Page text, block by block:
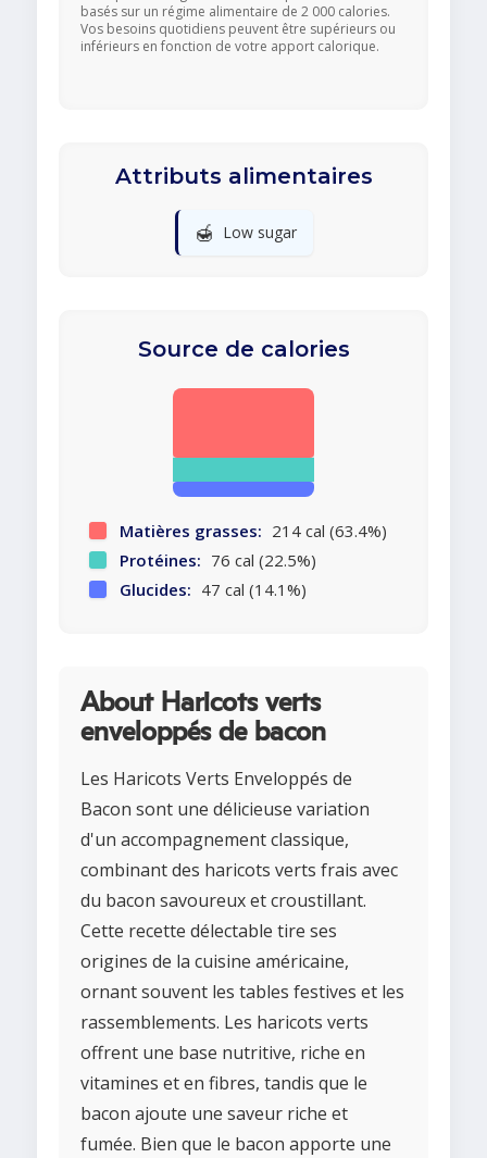
basés sur un régime alimentaire de 2 000 calories.
Vos besoins quotidiens peuvent être supérieurs ou
inférieurs en fonction de votre apport calorique.
Attributs alimentaires
🍯 Low sugar
Source de calories
Matières grasses: 214 cal (63.4%)
Protéines: 76 cal (22.5%)
Glucides: 47 cal (14.1%)
About Haricots verts
enveloppés de bacon
Les Haricots Verts Enveloppés de
Bacon sont une délicieuse variation
d'un accompagnement classique,
combinant des haricots verts frais avec
du bacon savoureux et croustillant.
Cette recette délectable tire ses
origines de la cuisine américaine,
ornant souvent les tables festives et les
rassemblements. Les haricots verts
offrent une base nutritive, riche en
vitamines et en fibres, tandis que le
bacon ajoute une saveur riche et
fumée. Bien que le bacon apporte une